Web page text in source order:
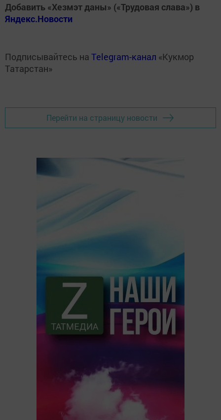
Добавить «Хезмэт даны» («Трудовая слава») в
Яндекс.Новости
Подписывайтесь на Telegram-канал «Кукмор
Татарстан»
Перейти на страницу новости